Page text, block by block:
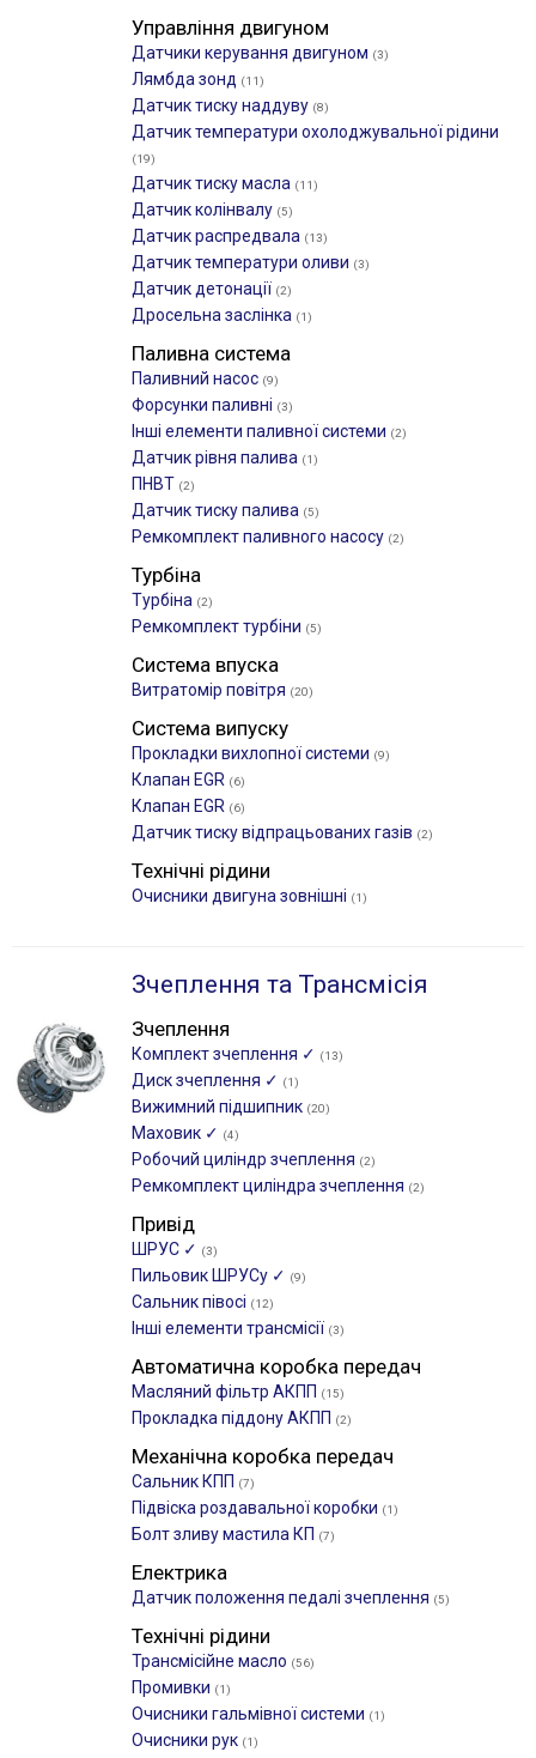
Управління двигуном
Датчики керування двигуном (3)
Лямбда зонд (11)
Датчик тиску наддуву (8)
Датчик температури охолоджувальної рідини
(19)
Датчик тиску масла (11)
Датчик колінвалу (5)
Датчик распредвала (13)
Датчик температури оливи (3)
Датчик детонації (2)
Дросельна заслінка (1)
Паливна система
Паливний насос (9)
Форсунки паливні (3)
Інші елементи паливної системи (2)
Датчик рівня палива (1)
ПНВТ (2)
Датчик тиску палива (5)
Ремкомплект паливного насосу (2)
Турбіна
Турбіна (2)
Ремкомплект турбіни (5)
Система впуска
Витратомір повітря (20)
Система випуску
Прокладки вихлопної системи (9)
Клапан EGR (6)
Клапан EGR (6)
Датчик тиску відпрацьованих газів (2)
Технічні рідини
Очисники двигуна зовнішні (1)
Зчеплення та Трансмісія
Зчеплення
Комплект зчеплення ✓ (13)
Диск зчеплення ✓ (1)
Вижимний підшипник (20)
Маховик ✓ (4)
Робочий циліндр зчеплення (2)
Ремкомплект циліндра зчеплення (2)
Привід
ШРУС ✓ (3)
Пильовик ШРУСу ✓ (9)
Сальник півосі (12)
Інші елементи трансмісії (3)
Автоматична коробка передач
Масляний фільтр АКПП (15)
Прокладка піддону АКПП (2)
Механічна коробка передач
Сальник КПП (7)
Підвіска роздавальної коробки (1)
Болт зливу мастила КП (7)
Електрика
Датчик положення педалі зчеплення (5)
Технічні рідини
Трансмісійне масло (56)
Промивки (1)
Очисники гальмівної системи (1)
Очисники рук (1)